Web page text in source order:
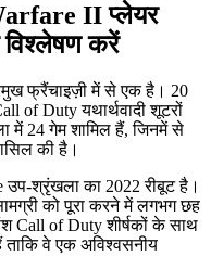
II प्लेयर
करें
फ्रैंचाइज़ी में से एक है। 20
of Duty यथार्थवादी शूटरों
में 24 गेम शामिल हैं, जिनमें से
की है।
श्रृंखला का 2022 रीबूट है।
को पूरा करने में लगभग छह
Call of Duty शीर्षकों के साथ
ताकि वे एक अविश्वसनीय